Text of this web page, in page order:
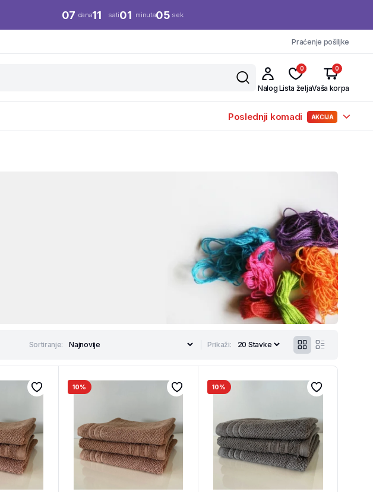
07 dana11 sati01 minuta04 sek.
Praćenje pošiljke
Nalog
0
Lista želja
0
Vaša korpa
Poslednji komadi AKCIJA
Sortiranje: Prikaži:
10% 10%